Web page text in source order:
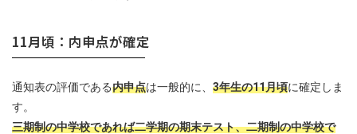
11月頃：内申点が確定
通知表の評価である内申点は一般的に、 3年生の11月頃に確定しま
す。
三期制の中学校であれば二学期の期末テスト、二期制の中学校で